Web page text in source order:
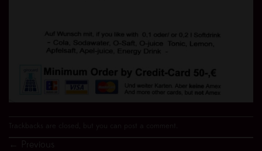
Trackbacks are closed, but you can post a comment
←
Previous